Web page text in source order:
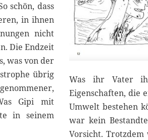
schön, dass
in ihnen
nicht
Die Endzeit
was von der
übrig
Gipi mit
in seinem
Was ihr Vater
Eigenschaften, die
Umwelt bestehen
war kein
Vorsicht.